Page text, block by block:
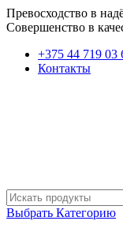
Превосходство в
Совершенство в
+375 44 719 03
Контакты
Выбрать Категорию